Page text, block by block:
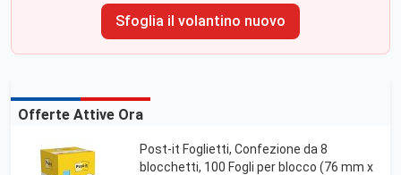
Sfoglia il volantino nuovo
Offerte Attive Ora
Post-it Foglietti, Confezione da 8
blocchetti, 100 Fogli per blocco (76 mm x